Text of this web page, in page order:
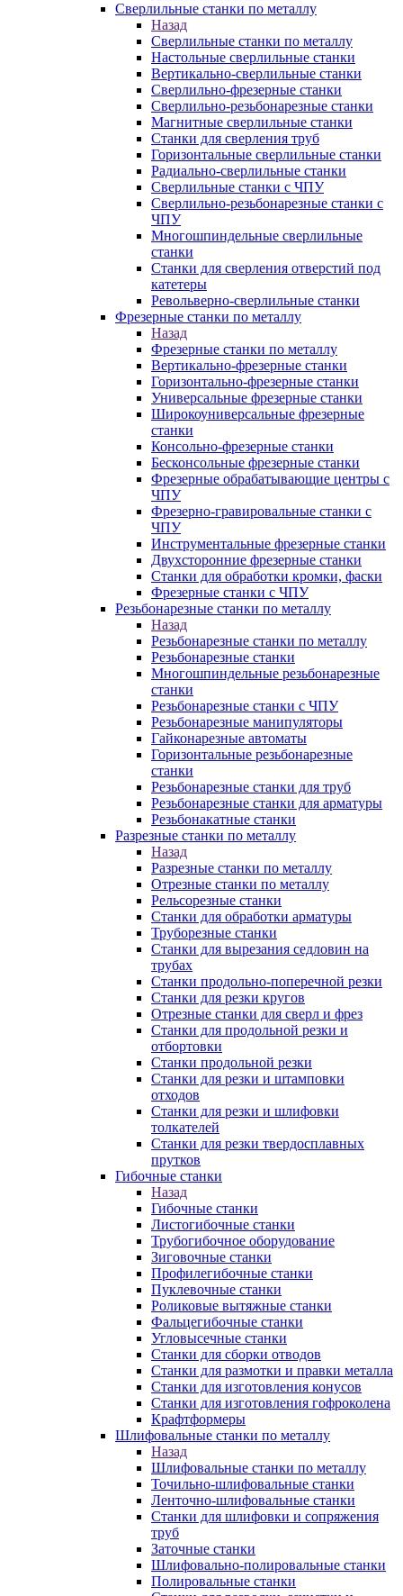
Сверлильные станки по металлу
Назад
Сверлильные станки по металлу
Настольные сверлильные станки
Вертикально-сверлильные станки
Сверлильно-фрезерные станки
Сверлильно-резьбонарезные станки
Магнитные сверлильные станки
Станки для сверления труб
Горизонтальные сверлильные станки
Радиально-сверлильные станки
Сверлильные станки с ЧПУ
Сверлильно-резьбонарезные станки с
ЧПУ
Многошпиндельные сверлильные
станки
Станки для сверления отверстий под
катетеры
Револьверно-сверлильные станки
Фрезерные станки по металлу
Назад
Фрезерные станки по металлу
Вертикально-фрезерные станки
Горизонтально-фрезерные станки
Универсальные фрезерные станки
Широкоуниверсальные фрезерные
станки
Консольно-фрезерные станки
Бесконсольные фрезерные станки
Фрезерные обрабатывающие центры с
ЧПУ
Фрезерно-гравировальные станки с
ЧПУ
Инструментальные фрезерные станки
Двухсторонние фрезерные станки
Станки для обработки кромки, фаски
Фрезерные станки с ЧПУ
Резьбонарезные станки по металлу
Назад
Резьбонарезные станки по металлу
Резьбонарезные станки
Многошпиндельные резьбонарезные
станки
Резьбонарезные станки с ЧПУ
Резьбонарезные манипуляторы
Гайконарезные автоматы
Горизонтальные резьбонарезные
станки
Резьбонарезные станки для труб
Резьбонарезные станки для арматуры
Резьбонакатные станки
Разрезные станки по металлу
Назад
Разрезные станки по металлу
Отрезные станки по металлу
Рельсорезные станки
Станки для обработки арматуры
Труборезные станки
Станки для вырезания седловин на
трубаx
Станки продольно-поперечной резки
Станки для резки кругов
Отрезные станки для сверл и фрез
Станки для продольной резки и
отбортовки
Станки продольной резки
Станки для резки и штамповки
отходов
Станки для резки и шлифовки
толкателей
Станки для резки твердосплавных
прутков
Гибочные станки
Назад
Гибочные станки
Листогибочные станки
Трубогибочное оборудование
Зиговочные станки
Профилегибочные станки
Пуклевочные станки
Роликовые вытяжные станки
Фальцегибочные станки
Угловысечные станки
Станки для сборки отводов
Станки для размотки и правки металла
Станки для изготовления конусов
Станки для изготовления гофроколена
Крафтформеры
Шлифовальные станки по металлу
Назад
Шлифовальные станки по металлу
Точильно-шлифовальные станки
Ленточно-шлифовальные станки
Станки для шлифовки и сопряжения
труб
Заточные станки
Шлифовально-полировальные станки
Полировальные станки